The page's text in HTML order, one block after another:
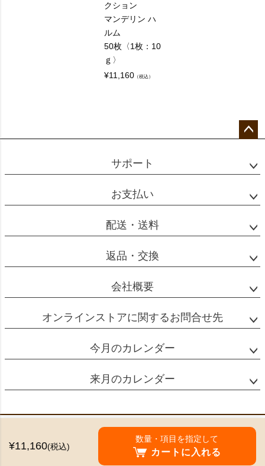
¥11,160(税込)
数量・項目を指定して
カートに入れる
クション
マンデリン ハ
ルム
50枚〈1枚：10
ｇ〉
¥11,160 （税込）
ップ
サポート
お支払い
配送・送料
返品・交換
会社概要
オンラインストアに関するお問合せ先
今月のカレンダー
来月のカレンダー
特定商取引法に基づく表示
個人情報の取扱